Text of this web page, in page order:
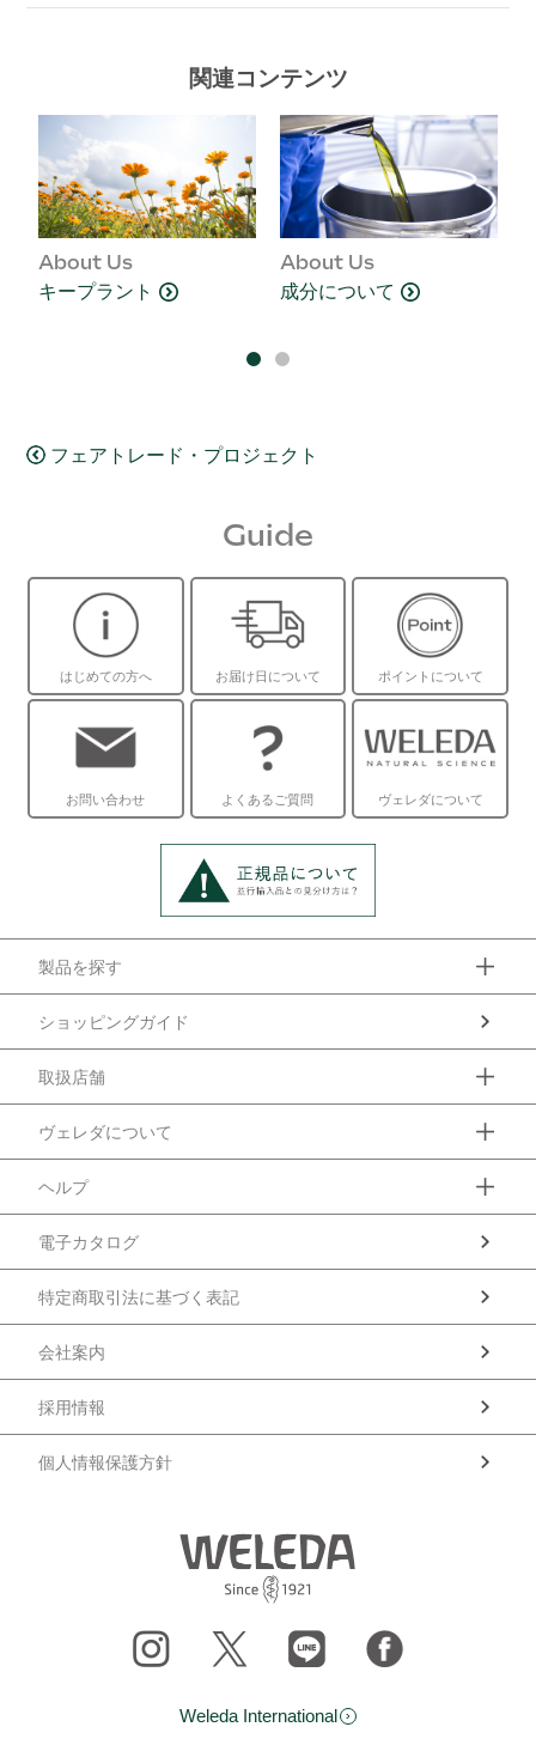
関連コンテンツ
About Us
キープラント
About Us
成分について
フェアトレード・プロジェクト
Guide
はじめての方へ お届け日について ポイントについて
お問い合わせ よくあるご質問 ヴェレダについて
製品を探す
ショッピングガイド
取扱店舗
ヴェレダについて
ヘルプ
電子カタログ
特定商取引法に基づく表記
会社案内
採用情報
個人情報保護方針
Weleda International